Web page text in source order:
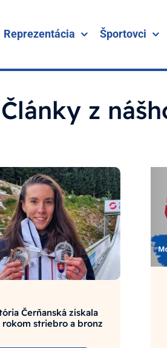
Reprezentácia Športovci
Články z
Čerňanská získala
striebro a bronz